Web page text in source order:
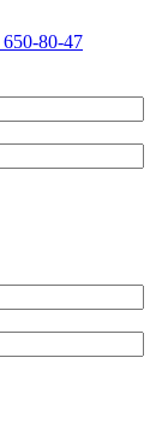
650-80-47